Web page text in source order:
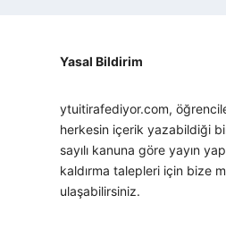
Yasal Bildirim
ytuitirafediyor.com,
herkesin içerik yazabildiği
sayılı kanuna göre yayın
kaldırma talepleri için bize
ulaşabilirsiniz.